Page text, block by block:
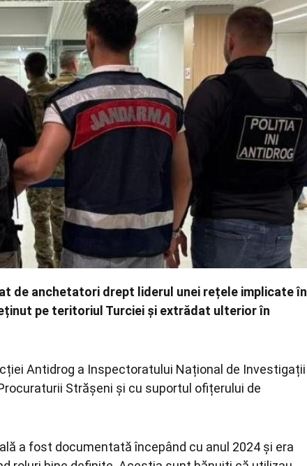
de anchetatori drept liderul unei rețele implicate în
pe teritoriul Turciei și extrădat ulterior în
Antidrog a Inspectoratului Național de Investigații
Strășeni și cu suportul ofițerului de
a fost documentată începând cu anul 2024 și era